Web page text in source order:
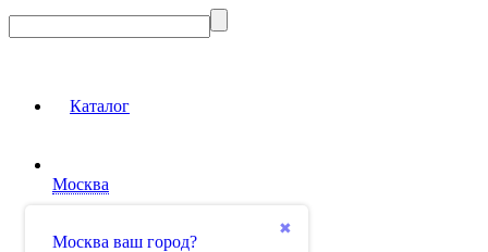
Каталог
Москва
✖
Москва ваш город?